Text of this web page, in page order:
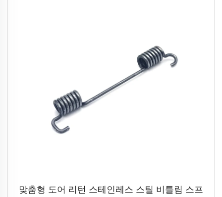
맞춤형 도어 리턴 스테인레스 스틸 비틀림 스프